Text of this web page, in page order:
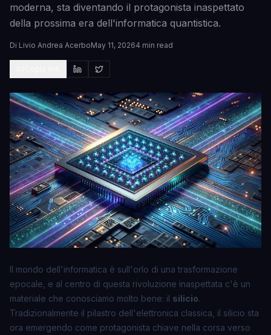
moderna, sta diventando il protagonista inaspettato
della prossima era dell'informatica quantistica.
Di Livio Andrea AcerboMay 11, 20264 min read
Il mondo dell'informatica è sull'orlo di una trasformazione
epocale, e al centro di questa rivoluzione inaspettata c'è un
materiale che conosciamo molto bene: il silicio.
Tradizionalmente il pilastro dell'elettronica classica, il silicio sta
ora emergendo come protagonista chiave nella corsa verso